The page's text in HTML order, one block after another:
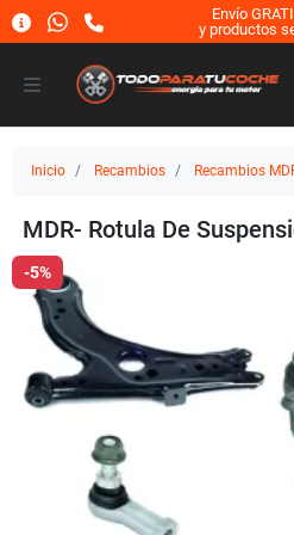
Envío
y productos
Inicio Recambios Recambios
MDR- Rotula De
-5%